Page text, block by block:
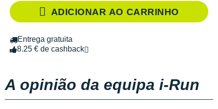
ADICIONAR AO CARRINHO
Entrega gratuita
8.25 € de cashback
A opinião da equipa i-Run